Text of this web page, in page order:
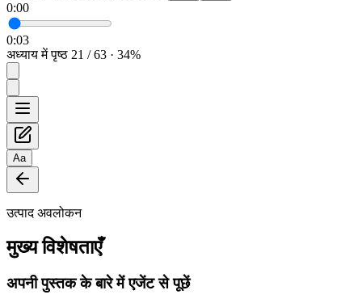
0:00
0:03
अध्याय में पृष्ठ 21 / 63 · 34%
Aa
उत्पाद अवलोकन
मुख्य विशेषताएँ
अपनी पुस्तक के बारे में एजेंट से पूछें